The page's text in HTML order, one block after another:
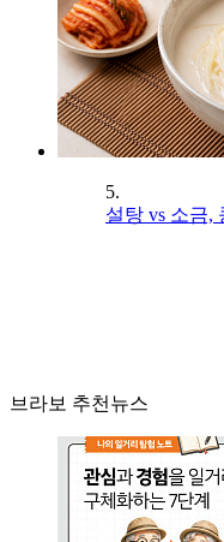
5.
설탕 vs 소금,
브라보 추천뉴스